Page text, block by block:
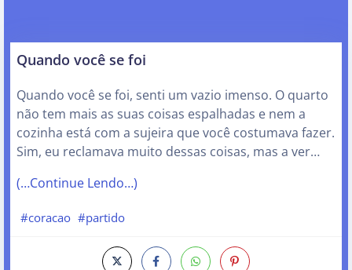
Quando você se foi
Quando você se foi, senti um vazio imenso. O quarto
não tem mais as suas coisas espalhadas e nem a
cozinha está com a sujeira que você costumava fazer.
Sim, eu reclamava muito dessas coisas, mas a ver…
(…Continue Lendo…)
#coracao #partido